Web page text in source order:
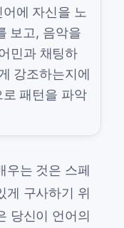
에 자신을 노
보고, 음악을
민과 채팅하
강조하는지에
패턴을 파악
우는 것은 스페
게 구사하기 위
당신이 언어의